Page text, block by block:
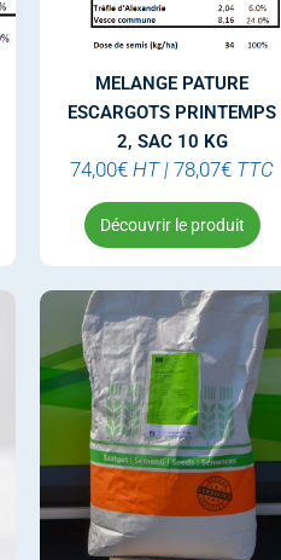
MELANGE PATURE
ESCARGOTS PRINTEMPS
2, SAC 10 KG
74,00€ HT | 78,07€ TTC
Découvrir le produit